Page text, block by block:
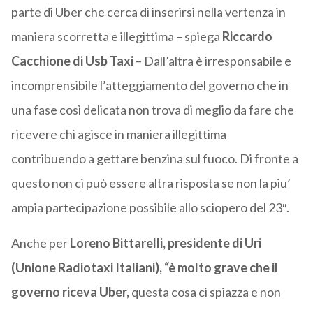
parte di Uber che cerca di inserirsi nella vertenza in
maniera scorretta e illegittima – spiega Riccardo
Cacchione di Usb Taxi– Dall’altra è irresponsabile e
incomprensibile l’atteggiamento del governo che in
una fase così delicata non trova di meglio da fare che
ricevere chi agisce in maniera illegittima
contribuendo a gettare benzina sul fuoco. Di fronte a
questo non ci può essere altra risposta se non la piu’
ampia partecipazione possibile allo sciopero del 23″.
Anche perLoreno Bittarelli, presidente di Uri
(Unione Radiotaxi Italiani), “è molto grave che il
governo riceva Uber,questa cosa ci spiazza e non